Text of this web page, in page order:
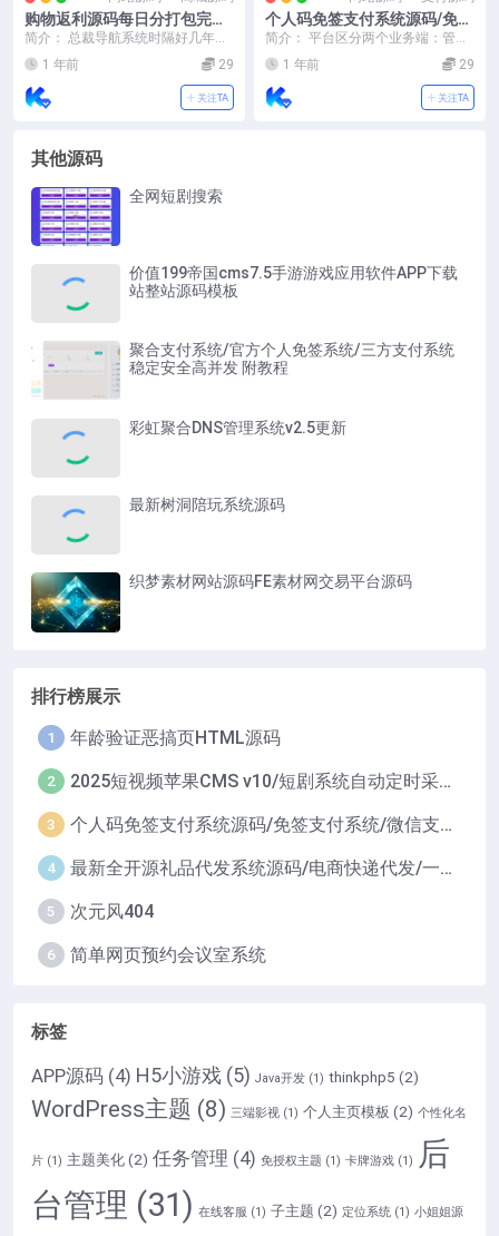
购物返利源码每日分打包完整
版源码下载好友分享的购物返
利系统带分红
简介： 总裁导航系统时隔好几年现
已经重新发布，现在是重构版 总裁
导航系统是一款为...
1 年前 29
关注TA
个人码免签支付系统源码/免签
支付系统/微信支付平台
简介： 平台区分两个业务端：管理
后台，和商户端 管理后台：运营人
员使用，可管理商...
1 年前 29
关注TA
其他源码
全网短剧搜索
价值199帝国cms7.5手游游戏应用软件APP下载
站整站源码模板
聚合支付系统/官方个人免签系统/三方支付系统
稳定安全高并发 附教程
彩虹聚合DNS管理系统v2.5更新
最新树洞陪玩系统源码
织梦素材网站源码FE素材网交易平台源码
排行榜展示
1 年龄验证恶搞页HTML源码
2 2025短视频苹果CMS v10/短剧系统自动定时采集H5移动端在线影视视频短剧源码小剧场短剧影视源码
3 个人码免签支付系统源码/免签支付系统/微信支付平台
4 最新全开源礼品代发系统源码/电商快递代发/一件代发系统
5 次元风404
6 简单网页预约会议室系统
标签
APP源码 (4) H5小游戏 (5) Java开发 (1) thinkphp5 (2)
WordPress主题 (8) 三端影视 (1) 个人主页模板 (2) 个性化名
片 (1) 主题美化 (2) 任务管理 (4) 免授权主题 (1) 卡牌游戏 (1)
后
台管理 (31) 在线客服 (1) 子主题 (2) 定位系统 (1) 小姐姐源